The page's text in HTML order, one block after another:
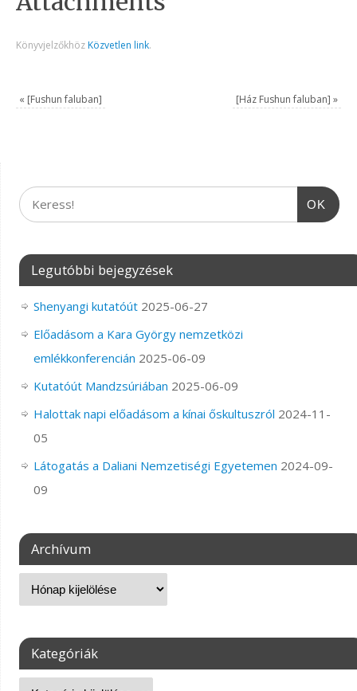
Könyvjelzőkhöz Közvetlen link.
« [Fushun faluban] [Ház Fushun faluban] »
OK
Legutóbbi bejegyzések
Shenyangi kutatóút 2025-06-27
Előadásom a Kara György nemzetközi
emlékkonferencián 2025-06-09
Kutatóút Mandzsúriában 2025-06-09
Halottak napi előadásom a kínai őskultuszról 2024-11-
05
Látogatás a Daliani Nemzetiségi Egyetemen 2024-09-
09
Archívum
Kategóriák